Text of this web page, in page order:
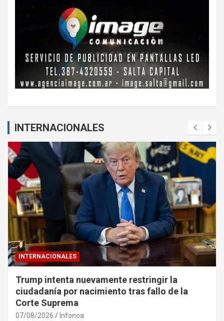
INTERNACIONALES
INTERNACIONALES
Trump intenta nuevamente restringir la
ciudadanía por nacimiento tras fallo de la
Corte Suprema
07/08/2026 Infonoa